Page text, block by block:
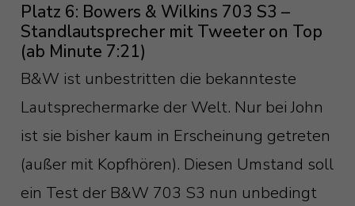
Platz 6: Bowers & Wilkins 703 S3 –
Standlautsprecher mit Tweeter on Top
(ab Minute 7:21)
B&W ist unbestritten die bekannteste
Lautsprechermarke der Welt. Nur bei John
ist sie bisher kaum in Erscheinung getreten
(außer mit Kopfhören). Diesen Umstand soll
ein Test der B&W 703 S3 nun unbedingt